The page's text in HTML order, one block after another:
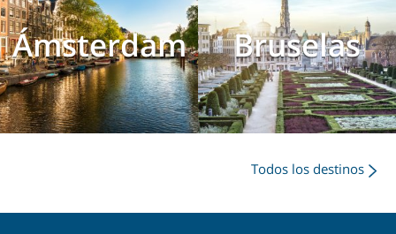
Ámsterdam Bruselas
Todos los destinos